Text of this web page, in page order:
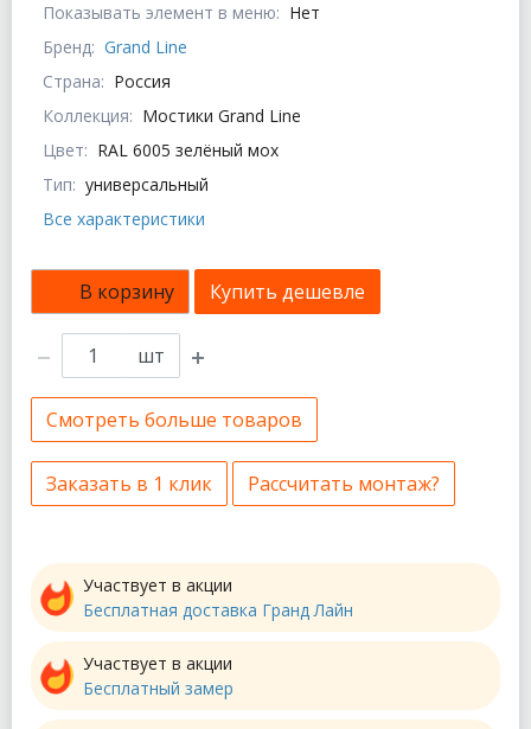
Показывать элемент в меню: Нет
Бренд: Grand Line
Страна: Россия
Коллекция: Мостики Grand Line
Цвет: RAL 6005 зелёный мох
Тип: универсальный
Все характеристики
В корзину Купить дешевле
шт
Смотреть больше товаров
Заказать в 1 клик Рассчитать монтаж?
Участвует в акции
Бесплатная доставка Гранд Лайн
Участвует в акции
Бесплатный замер